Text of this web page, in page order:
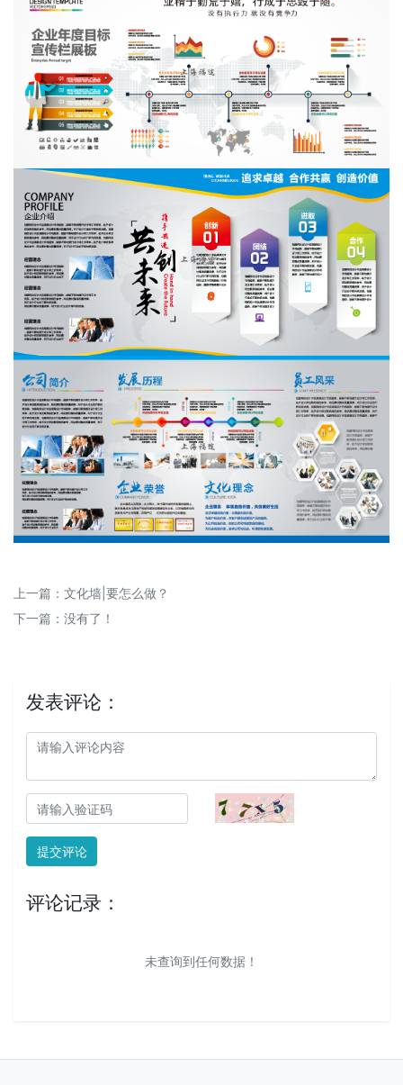
上一篇： 文化墙|要怎么做？
下一篇：没有了！
发表评论：
提交评论
评论记录：
未查询到任何数据！